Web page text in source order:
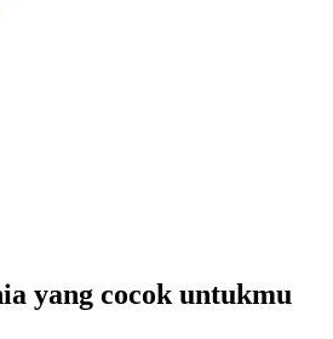
yang cocok untukmu